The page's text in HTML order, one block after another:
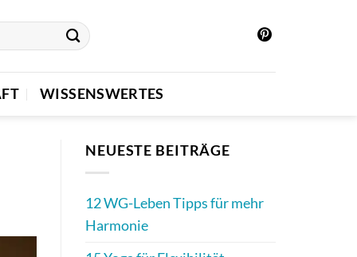
WISSENSWERTES
NEUESTE BEITRÄGE
12 WG-Leben Tipps für mehr
Harmonie